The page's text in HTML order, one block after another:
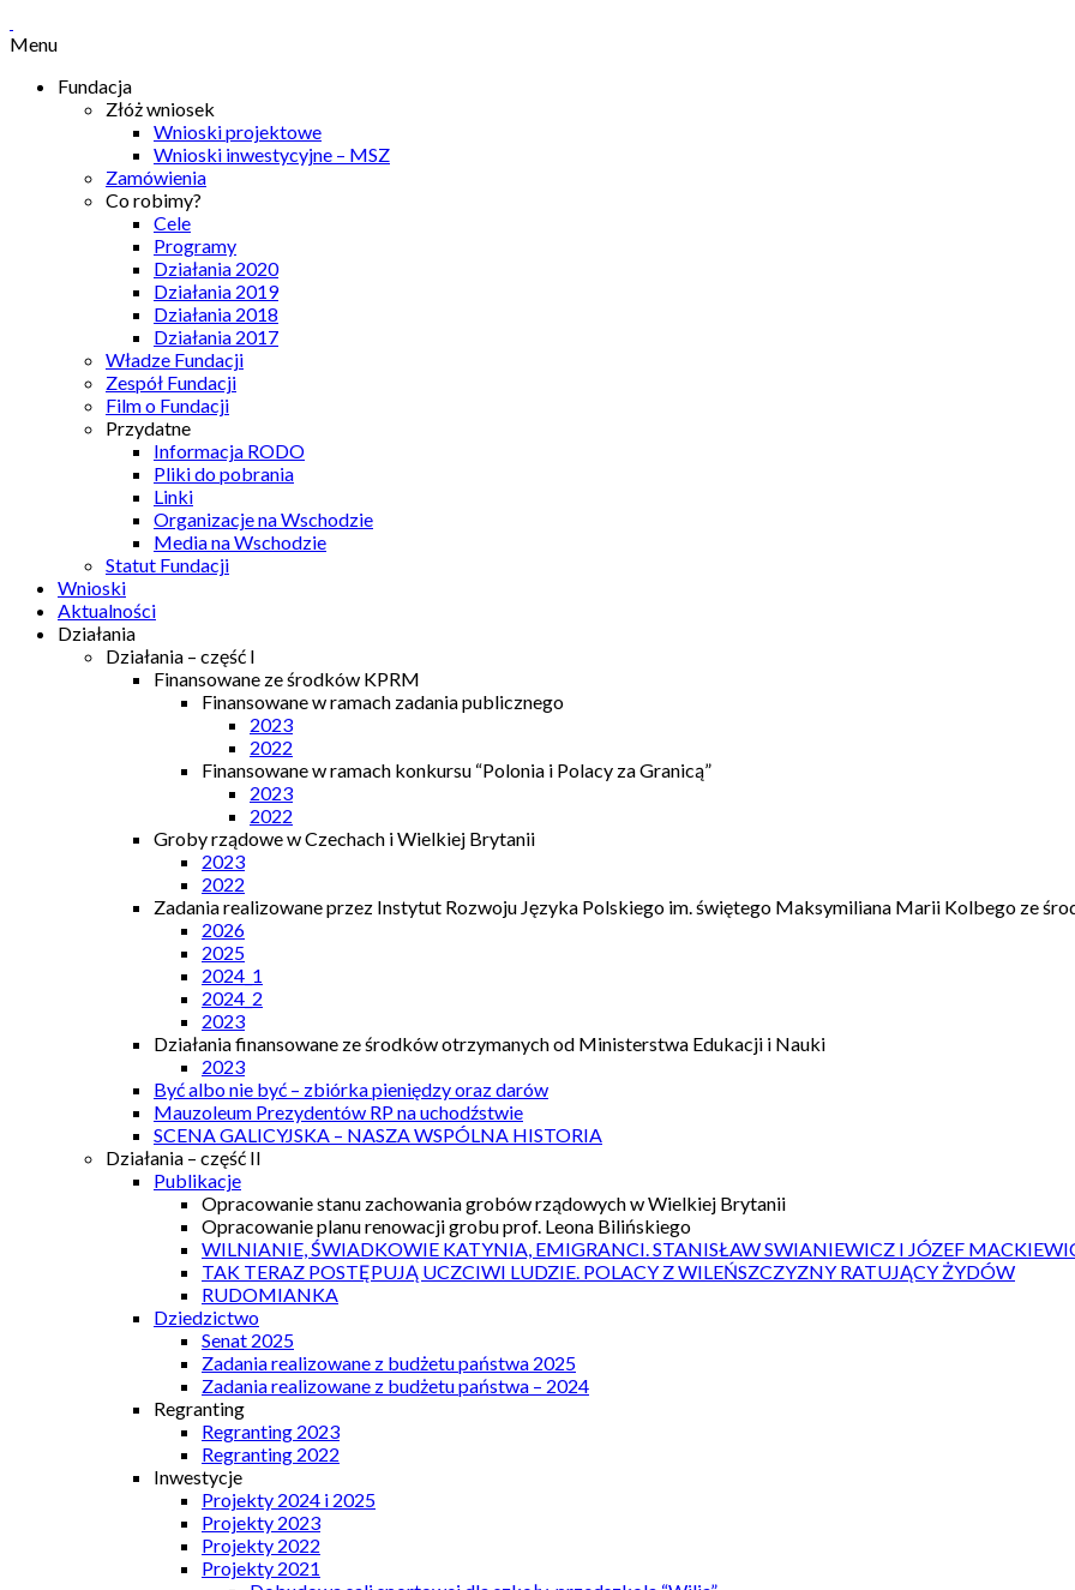
Menu
Fundacja
Złóż wniosek
Wnioski projektowe
Wnioski inwestycyjne – MSZ
Zamówienia
Co robimy?
Cele
Programy
Działania 2020
Działania 2019
Działania 2018
Działania 2017
Władze Fundacji
Zespół Fundacji
Film o Fundacji
Przydatne
Informacja RODO
Pliki do pobrania
Linki
Organizacje na Wschodzie
Media na Wschodzie
Statut Fundacji
Wnioski
Aktualności
Działania
Działania – część I
Finansowane ze środków KPRM
Finansowane w ramach zadania publicznego
2023
2022
Finansowane w ramach konkursu “Polonia i Polacy za Granicą”
2023
2022
Groby rządowe w Czechach i Wielkiej Brytanii
2023
2022
Zadania realizowane przez Instytut Rozwoju Języka Polskiego im. świętego Maksymiliana Marii Kolbego ze
2026
2025
2024_1
2024_2
2023
Działania finansowane ze środków otrzymanych od Ministerstwa Edukacji i Nauki
2023
Być albo nie być – zbiórka pieniędzy oraz darów
Mauzoleum Prezydentów RP na uchodźstwie
SCENA GALICYJSKA – NASZA WSPÓLNA HISTORIA
Działania – część II
Publikacje
Opracowanie stanu zachowania grobów rządowych w Wielkiej Brytanii
Opracowanie planu renowacji grobu prof. Leona Bilińskiego
WILNIANIE, ŚWIADKOWIE KATYNIA, EMIGRANCI. STANISŁAW SWIANIEWICZ I JÓZEF
TAK TERAZ POSTĘPUJĄ UCZCIWI LUDZIE. POLACY Z WILEŃSZCZYZNY RATUJĄCY ŻYDÓW
RUDOMIANKA
Dziedzictwo
Senat 2025
Zadania realizowane z budżetu państwa 2025
Zadania realizowane z budżetu państwa – 2024
Regranting
Regranting 2023
Regranting 2022
Inwestycje
Projekty 2024 i 2025
Projekty 2023
Projekty 2022
Projekty 2021